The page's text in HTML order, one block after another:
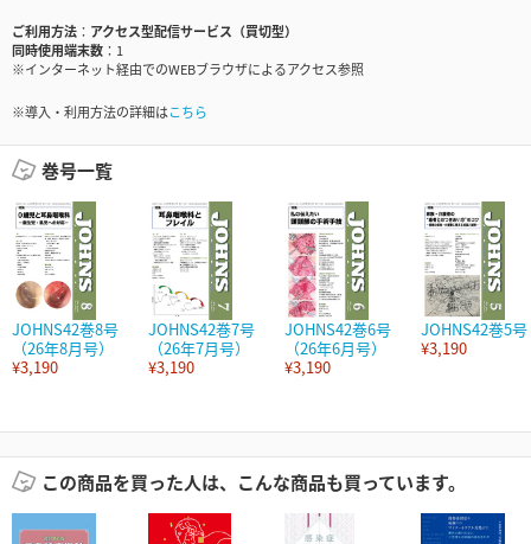
ご利用方法
アクセス型配信サービス（買切型）
同時使用端末数
1
※インターネット経由でのWEBブラウザによるアクセス参照
※導入・利用方法の詳細はこちら
巻号一覧
JOHNS42巻8号
（26年8月号）
¥3,190
JOHNS42巻7号
（26年7月号）
¥3,190
JOHNS42巻6号
（26年6月号）
¥3,190
JOHNS42巻5号
¥3,190
この商品を買った人は、こんな商品も買っています。